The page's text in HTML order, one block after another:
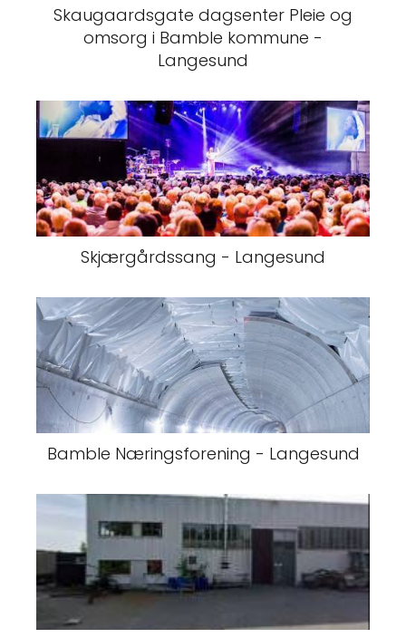
Skaugaardsgate dagsenter Pleie og
omsorg i Bamble kommune -
Langesund
Skjærgårdssang - Langesund
Bamble Næringsforening - Langesund